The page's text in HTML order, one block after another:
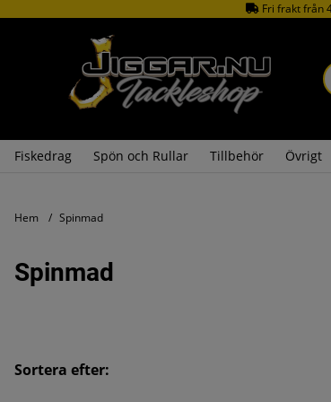
Fri frakt från
Fiskedrag Spön och Rullar Tillbehör Övrigt
Hem Spinmad
Spinmad
Sortera efter: